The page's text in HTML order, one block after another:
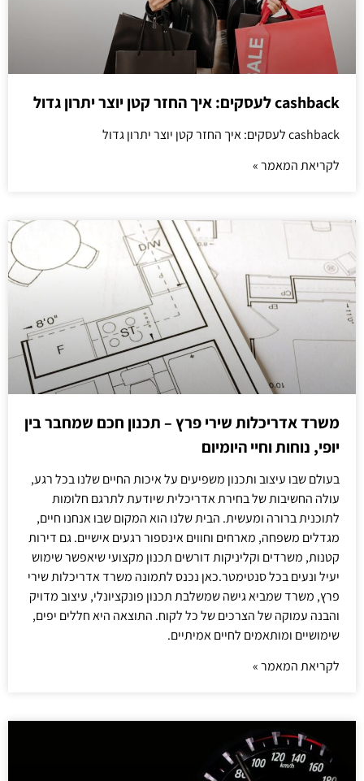
cashback לעסקים: איך החזר קטן יוצר יתרון גדול
cashback לעסקים: איך החזר קטן יוצר יתרון גדול
לקריאת המאמר »
משרד אדריכלות שירי פרץ – תכנון חכם שמחבר בין
יופי, נוחות וחיי היומיום
בעולם שבו עיצוב ותכנון משפיעים על איכות החיים שלנו בכל רגע,
עולה החשיבות של בחירת אדריכלית שיודעת לתרגם חלומות
לתוכנית ברורה ומעשית. הבית שלנו הוא המקום שבו אנחנו חיים,
מגדלים משפחה, מארחים וחווים אינספור רגעים אישיים. גם דירות
קטנות, משרדים וקליניקות דורשים תכנון מקצועי שיאפשר שימוש
יעיל ונעים בכל סנטימטר.כאן נכנס לתמונה משרד אדריכלות שירי
פרץ, משרד שמביא גישה שמשלבת תכנון פונקציונלי, עיצוב מדויק
והבנה עמוקה של הצרכים של כל לקוח. התוצאה היא חללים יפים,
שימושיים ומותאמים לחיים אמיתיים.
לקריאת המאמר »